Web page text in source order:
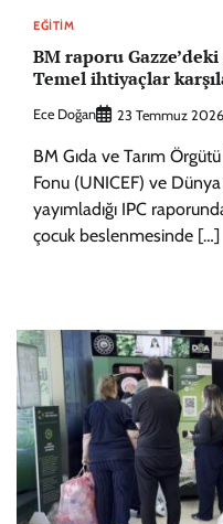
EĞITIM
BM raporu
Temel ihtiyaçlar
Ece Doğan 23 Temmuz 2026
BM Gıda ve Tarım
Fonu (UNICEF) ve Dünya
yayımladığı IPC
çocuk beslenmesinde […]